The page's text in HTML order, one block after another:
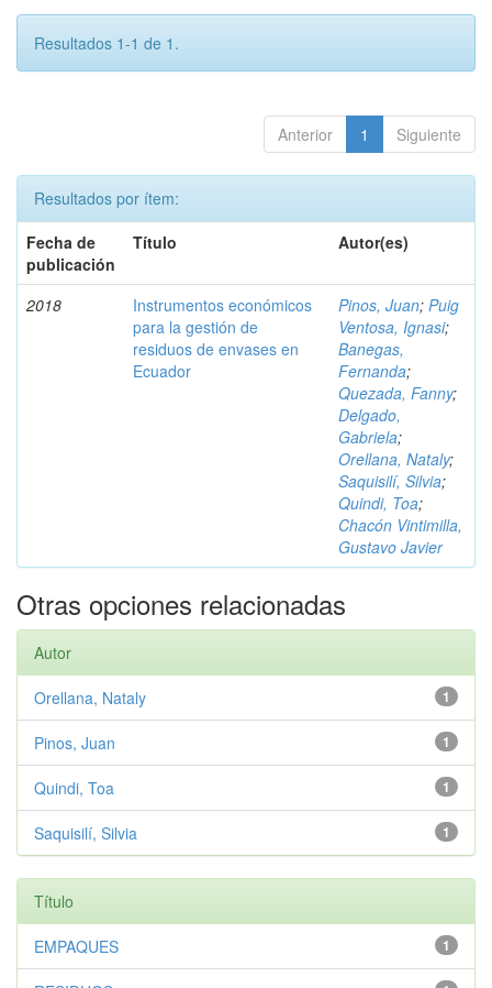
Resultados 1-1 de 1.
Anterior 1 Siguiente
Resultados por ítem:
Fecha de
publicación
Título Autor(es)
2018
Instrumentos económicos
para la gestión de
residuos de envases en
Ecuador
Pinos, Juan; Puig
Ventosa, Ignasi;
Banegas,
Fernanda;
Quezada, Fanny;
Delgado,
Gabriela;
Orellana, Nataly;
Saquisilí, Silvia;
Quindi, Toa;
Chacón Vintimilla,
Gustavo Javier
Otras opciones relacionadas
Autor
1
Orellana, Nataly
1
Pinos, Juan
1
Quindi, Toa
1
Saquisilí, Silvia
Título
1
EMPAQUES